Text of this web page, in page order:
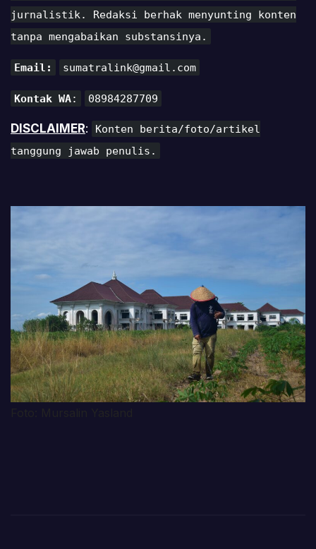
jurnalistik. Redaksi berhak menyunting konten
tanpa mengabaikan substansinya.
Email: sumatralink@gmail.com
Kontak WA: 08984287709
DISCLAIMER:
Konten berita/foto/artikel
tanggung jawab penulis.